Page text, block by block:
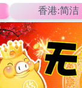
香港:简洁